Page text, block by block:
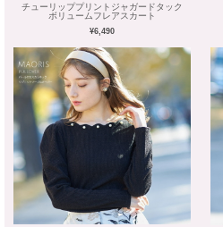
チューリッププリントジャガードタック
ボリュームフレアスカート
¥6,490